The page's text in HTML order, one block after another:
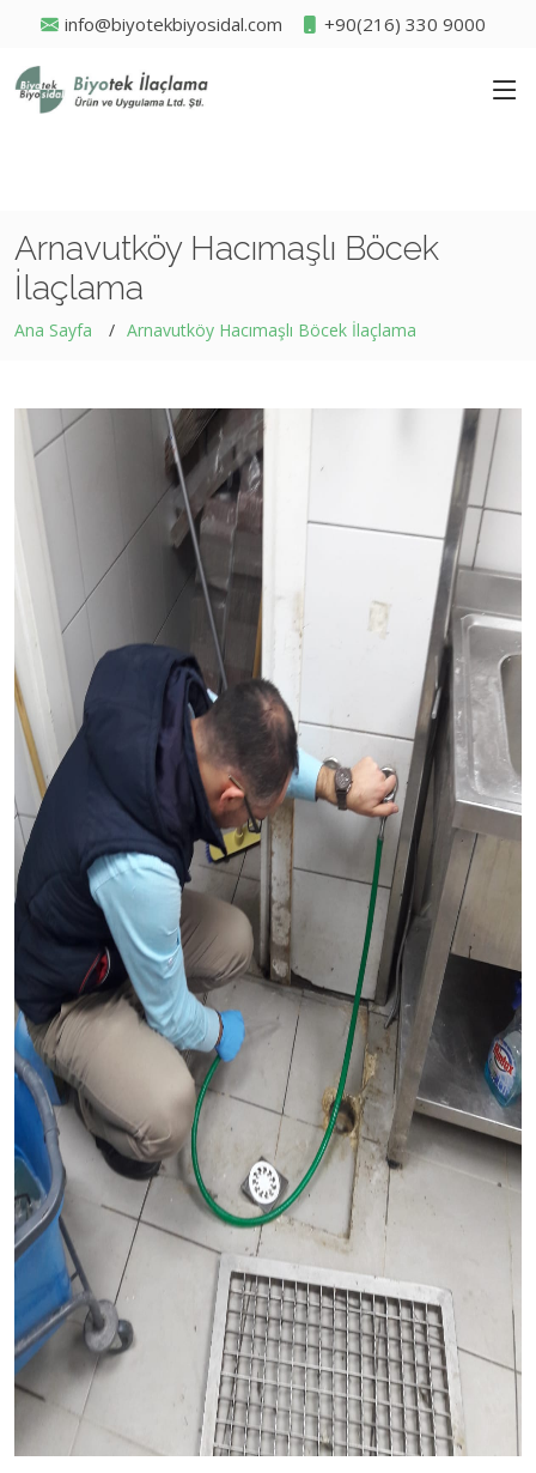
info@biyotekbiyosidal.com +90(216) 330 9000
Arnavutköy Hacımaşlı Böcek
İlaçlama
Ana Sayfa Arnavutköy Hacımaşlı Böcek İlaçlama